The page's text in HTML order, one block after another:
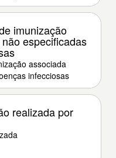
imunização
especificadas
associada
infecciosas
realizada por